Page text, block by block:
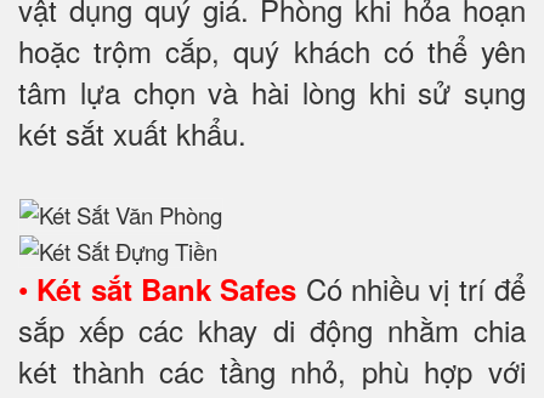
vật dụng quý giá. Phòng khi hỏa hoạn
hoặc trộm cắp, quý khách có thể yên
tâm lựa chọn và hài lòng khi sử sụng
két sắt xuất khẩu.
• Két sắt Bank Safes Có nhiều vị trí để
sắp xếp các khay di động nhằm chia
két thành các tầng nhỏ, phù hợp với